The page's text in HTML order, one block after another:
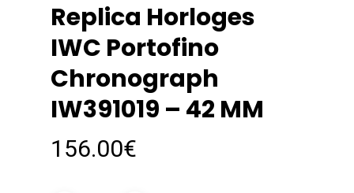
Replica Horloges
IWC Portofino
Chronograph
IW391019 – 42 MM
156.00€